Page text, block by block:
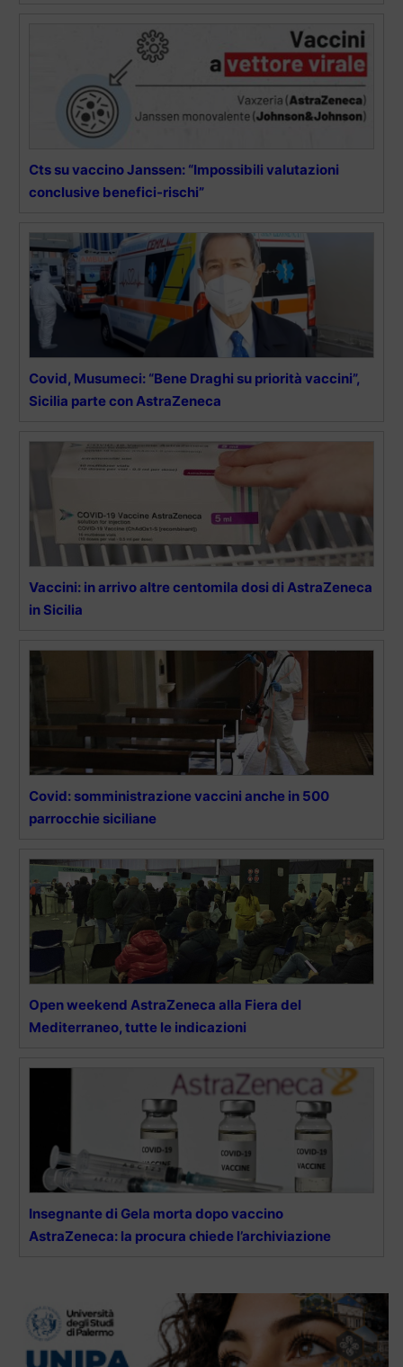
Cts su vaccino Janssen: “Impossibili valutazioni
conclusive benefici-rischi”
Covid, Musumeci: “Bene Draghi su priorità vaccini”,
Sicilia parte con AstraZeneca
Vaccini: in arrivo altre centomila dosi di AstraZeneca
in Sicilia
Covid: somministrazione vaccini anche in 500
parrocchie siciliane
Open weekend AstraZeneca alla Fiera del
Mediterraneo, tutte le indicazioni
Insegnante di Gela morta dopo vaccino
AstraZeneca: la procura chiede l’archiviazione